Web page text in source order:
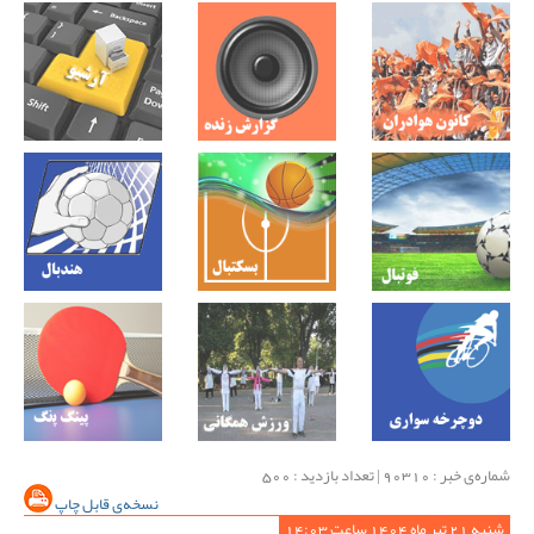
شماره‌ی خبر : ‌90310 | تعداد بازدید : 500
نسخه‌ی قابل چاپ